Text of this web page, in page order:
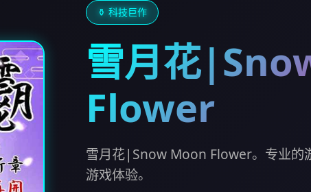
⚱️ 科技巨作
雪月花
Flower
雪月花|Snow Moon Flower。专业的
游戏体验。